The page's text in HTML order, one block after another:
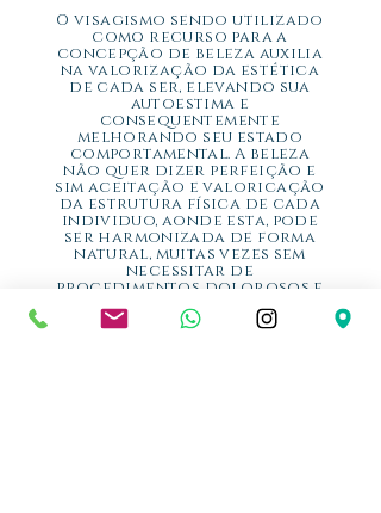
O visagismo sendo utilizado
como recurso para a
concepção de beleza auxilia
na valorização da estética
de cada ser, elevando sua
autoestima e
consequentemente
melhorando seu estado
comportamental. A beleza
não quer dizer perfeição e
sim aceitação e valoricação
da estrutura física de cada
individuo, aonde esta, pode
ser harmonizada de forma
natural, muitas vezes sem
necessitar de
procedimentos dolorosos e
sim por meio destas técnicas
apresentadas no presente